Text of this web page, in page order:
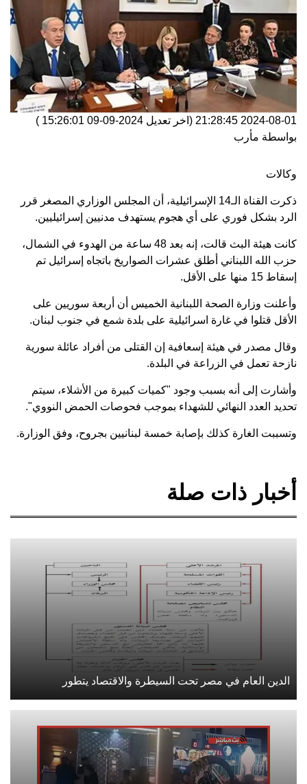
2024-08-01 21:28:45 (اخر تعديل 2024-09-09 15:26:01
)
بواسطة مأرب
وكالات
ذكرت القناة الـ14 الإسرائيلية، أن المجلس الوزاري المصغر قرر
الرد بشكل فوري على أي هجوم يستهدف مدنيين إسرائيليين.
كانت هيئة البث قالت، إنه بعد 48 ساعة من الهدوء في الشمال،
حزب الله اللبناني أطلق عشرات الصواريخ باتجاه إسرائيل تم
إسقاط 15 منها على الأقل.
وأعلنت وزارة الصحة اللبنانية الخميس أن أربعة سوريين على
الأقل قتلوا في غارة اسرائيلية على بلدة شمع في جنوب لبنان.
وقال مصدر في هيئة إسعافية إن القتلى من أفراد عائلة سورية
نازحة تعمل في الزراعة في البلدة.
وأشارت إلى أنه بسبب وجود "كميات كبيرة من الأشلاء، سيتم
تحديد العدد النهائي للشهداء بموجب فحوصات الحمض النووي".
وتسببت الغارة كذلك بإصابة خمسة لبنانيين بجروح، وفق الوزارة.
أخبار ذات صلة
الدين العام في مصر تحت السيطرة والاقتصاد يتطور